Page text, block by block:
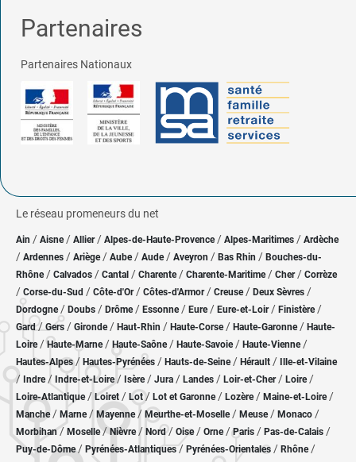
Partenaires
Partenaires Nationaux
Le réseau promeneurs du net
Ain / Aisne/ Allier/ Alpes-de-Haute-Provence / Alpes-Maritimes / Ardèche
/ Ardennes / Ariège/ Aube/ Aude / Aveyron / Bas Rhin / Bouches-du-
Rhône/ Calvados / Cantal / Charente / Charente-Maritime/ Cher / Corrèze
/ Corse-du-Sud / Côte-d'Or / Côtes-d'Armor/ Creuse/ Deux Sèvres /
Dordogne/ Doubs / Drôme/ Essonne / Eure/ Eure-et-Loir / Finistère/
Gard/Gers / Gironde/ Haut-Rhin / Haute-Corse/ Haute-Garonne/ Haute-
Loire/Haute-Marne/ Haute-Saône/ Haute-Savoie/ Haute-Vienne/
Hautes-Alpes/ Hautes-Pyrénées / Hauts-de-Seine/ Hérault / Ille-et-Vilaine
/ Indre/ Indre-et-Loire/ Isère/ Jura / Landes / Loir-et-Cher/ Loire/
Loire-Atlantique/ Loiret / Lot/ Lot et Garonne/ Lozère / Maine-et-Loire/
Manche/ Marne/ Mayenne/ Meurthe-et-Moselle/ Meuse/ Monaco /
Morbihan/ Moselle/ Nièvre / Nord/ Oise / Orne/Paris / Pas-de-Calais /
Puy-de-Dôme/ Pyrénées-Atlantiques / Pyrénées-Orientales / Rhône/